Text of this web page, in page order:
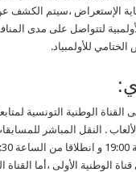
الإستعراض ،سيتم الكشف
لتتواصل على مدى
للأولمبياد.
القناة الوطنية التونسية
. النقل المباشر
الوطنية الأولى ،أما القناة